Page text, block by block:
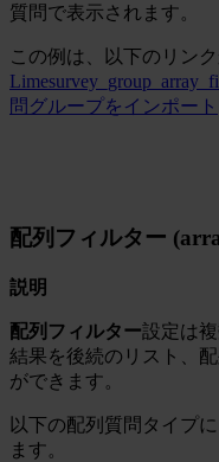
質問で表示されます。
この例は、以下のリン
問グループをインポート
配列フィルター
説明
配列フィルター設定は
結果を後続のリスト、
ができます。
以下の配列質問タイプ
ます。